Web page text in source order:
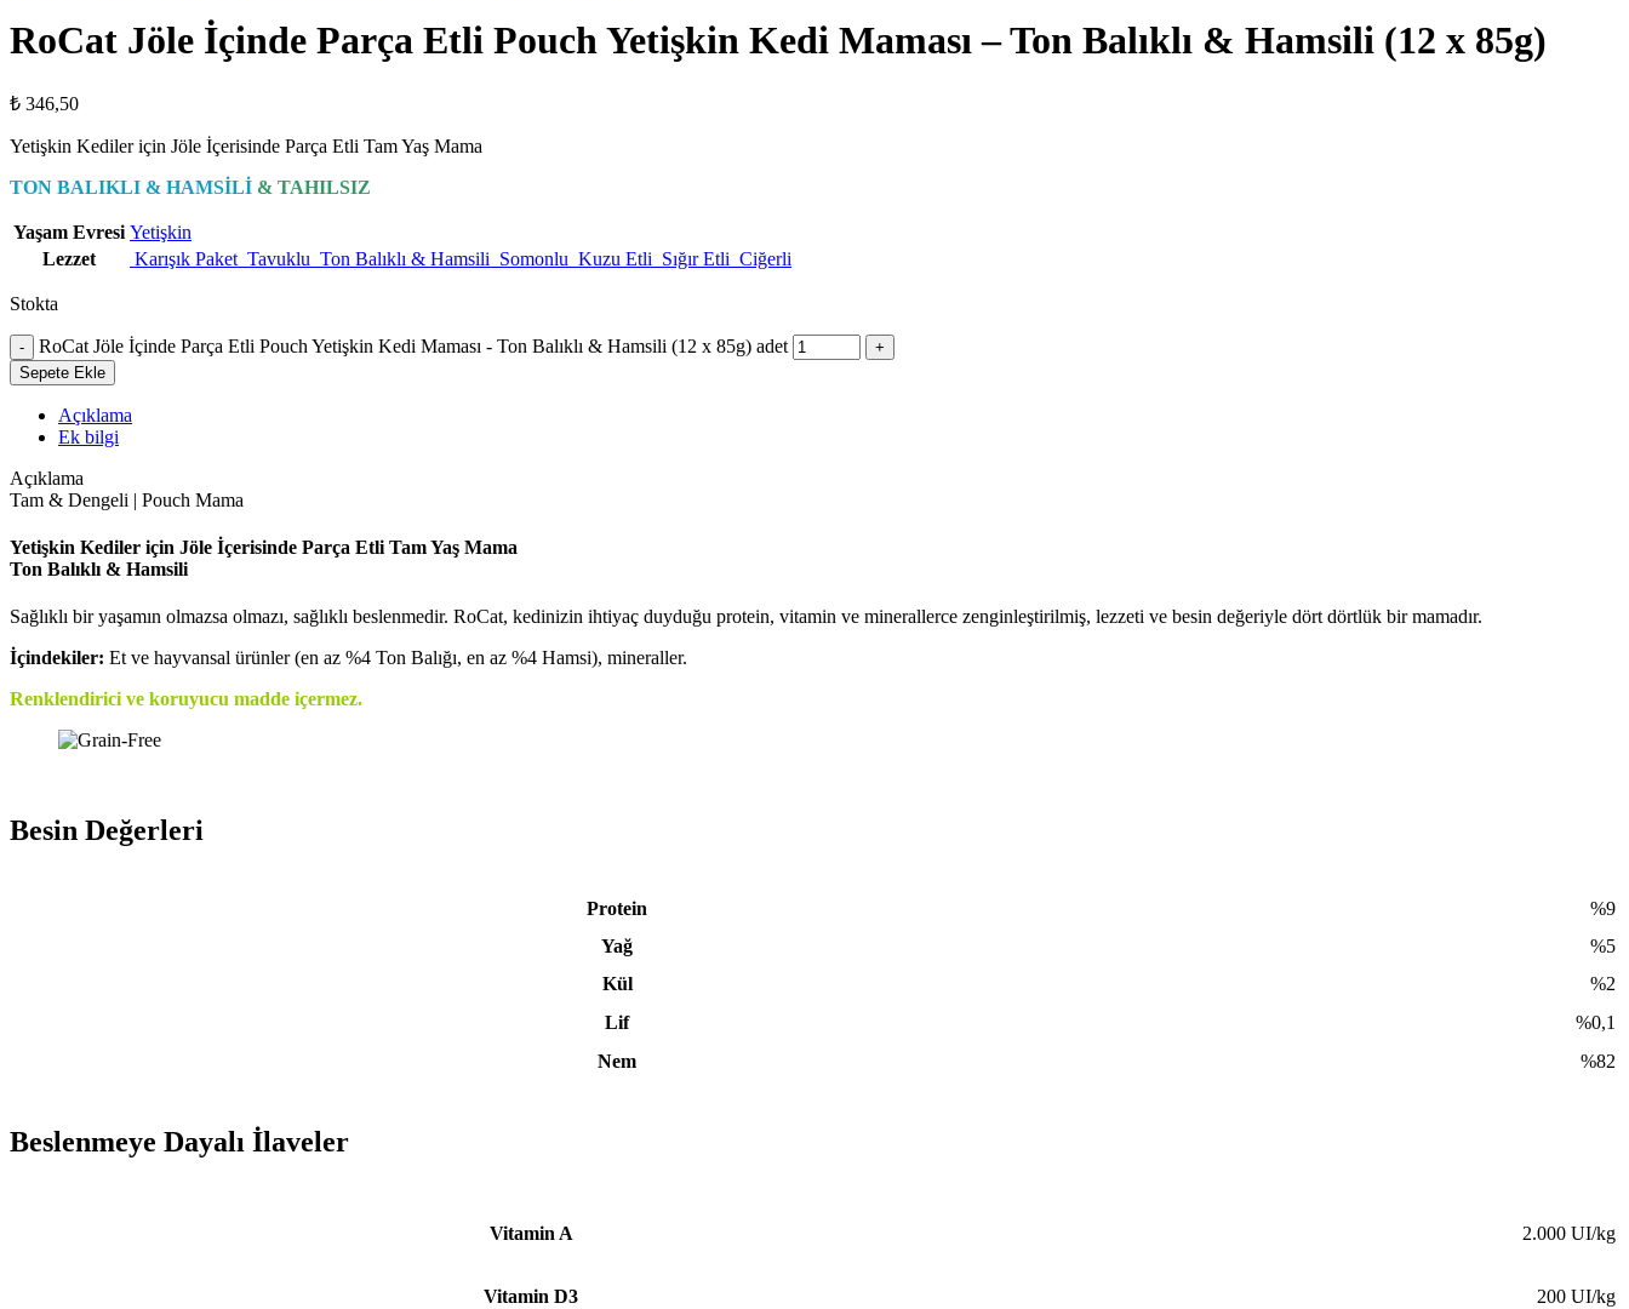
RoCat Jöle İçinde Parça Etli Pouch Yetişkin Kedi Maması – Ton Balıklı & Hamsili (12 x 85g)
₺ 346,50
Yetişkin Kediler için Jöle İçerisinde Parça Etli Tam Yaş Mama
TON BALIKLI & HAMSİLİ & TAHILSIZ
Yaşam Evresi Yetişkin
Lezzet
Karışık Paket Tavuklu Ton Balıklı & Hamsili Somonlu Kuzu Etli Sığır Etli Ciğerli
Stokta
RoCat Jöle İçinde Parça Etli Pouch Yetişkin Kedi Maması - Ton Balıklı & Hamsili (12 x 85g) adet
Sepete Ekle
Açıklama
Ek bilgi
Açıklama
Tam & Dengeli | Pouch Mama
Yetişkin Kediler için Jöle İçerisinde Parça Etli Tam Yaş Mama
Ton Balıklı & Hamsili
Sağlıklı bir yaşamın olmazsa olmazı, sağlıklı beslenmedir. RoCat, kedinizin ihtiyaç duyduğu protein, vitamin ve minerallerce zenginleştirilmiş, lezzeti ve besin değeriyle dört dörtlük bir mamadır.
İçindekiler: Et ve hayvansal ürünler (en az %4 Ton Balığı, en az %4 Hamsi), mineraller.
Renklendirici ve koruyucu madde içermez.
Besin Değerleri
Protein
%9
Yağ
%5
Kül
%2
Lif
%0,1
Nem
%82
Beslenmeye Dayalı İlaveler
Vitamin A 2.000 UI/kg
Vitamin D3 200 UI/kg